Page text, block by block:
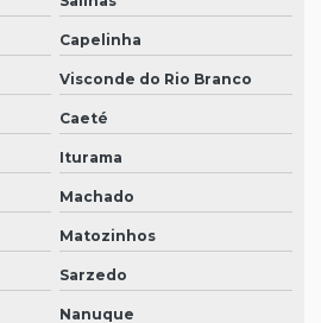
Capelinha
Visconde do Rio Branco
Caeté
Iturama
Machado
Matozinhos
Sarzedo
Nanuque